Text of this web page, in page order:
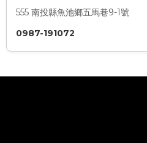
555 南投縣魚池鄉五馬巷9-1號
0987-191072